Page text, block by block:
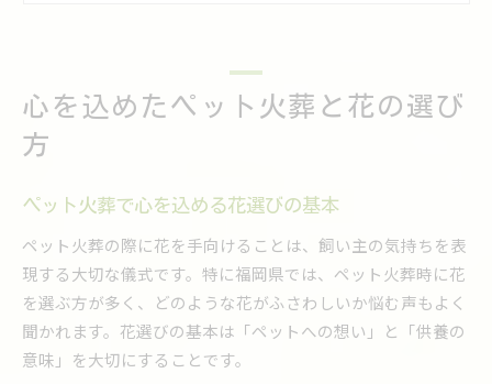
ペット火葬で花を手向ける本当の意味とは
ペット火葬で花が果たす役割と心のケア
ペット火葬で花を通じた思い出の共有
ペット火葬時に選ばれる花の種類一覧
ペット火葬で人気の高い花の特徴とは
ペット火葬によく選ばれる花の種類と理由
ペット火葬時におすすめの花一覧とポイント
ペット火葬で避けたい花の種類を知る
心を込めたペット火葬と花の選び
方
ペット火葬で心を込める花選びの基本
ペット火葬の際に花を手向けることは、飼い主の気持ちを表
現する大切な儀式です。特に福岡県では、ペット火葬時に花
を選ぶ方が多く、どのような花がふさわしいか悩む声もよく
聞かれます。花選びの基本は「ペットへの想い」と「供養の
意味」を大切にすることです。